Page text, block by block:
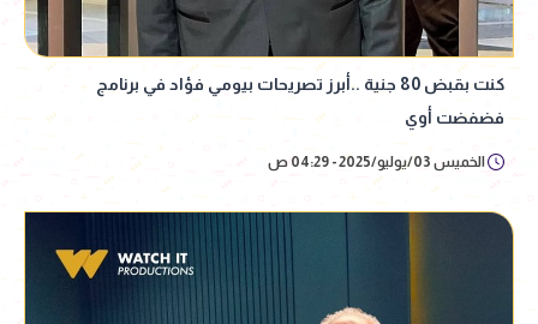
كنت بقبض 80 جنية ..أبرز تصريحات بيومي فؤاد في برنامج
فضفضت أوي
الخميس 03/يوليو/2025 - 04:29 ص